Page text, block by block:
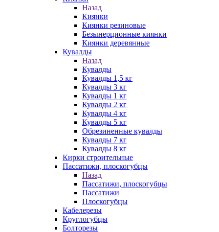
Назад
Киянки
Киянки резиновые
Безынерционные киянки
Киянки деревянные
Кувалды
Назад
Кувалды
Кувалды 1,5 кг
Кувалды 3 кг
Кувалды 1 кг
Кувалды 2 кг
Кувалды 4 кг
Кувалды 5 кг
Обрезиненные кувалды
Кувалды 7 кг
Кувалды 8 кг
Кирки строительные
Пассатижи, плоскогубцы
Назад
Пассатижи, плоскогубцы
Пассатижи
Плоскогубцы
Кабелерезы
Круглогубцы
Болторезы